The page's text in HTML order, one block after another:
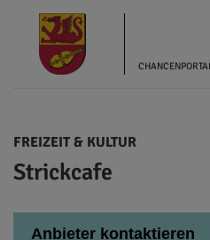
FREIZEIT & KULTUR
Strickcafe
Anbieter kontaktieren